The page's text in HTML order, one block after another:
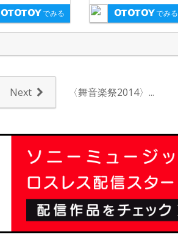
でみる でみる
Next 〈舞音楽祭2014〉...